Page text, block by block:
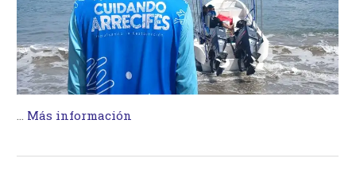
… Más información